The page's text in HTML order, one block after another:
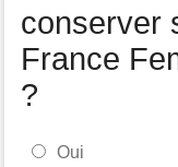
conserver
France
?
Oui